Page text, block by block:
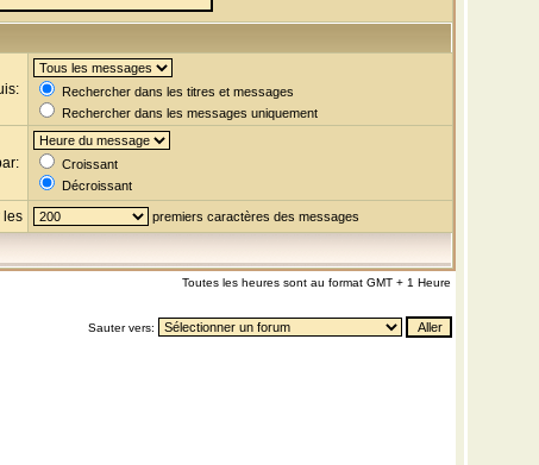
Rechercher dans les titres et messages
Rechercher dans les messages uniquement
Croissant
Décroissant
les premiers caractères des messages
Toutes les heures sont au format GMT + 1 Heure
Sauter vers: